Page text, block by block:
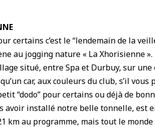
certains c’est le “lendemain de la
au jogging nature « La Xhorisienne ».
situé, entre Spa et Durbuy, sur une
car, aux couleurs du club, s’il
“dodo” pour certains ou déjà de
avoir installé notre belle tonnelle,
km au programme, mais tout le